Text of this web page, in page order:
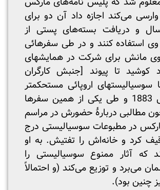
می‌کند اجازه داد آن دو برای
و دریافت بسته‌های پستی از
استفاده کنند و در طی سفرهائی
مانش برای شرکت در همایشهای
کوشید تا پیوند [جنبش کارگران
با سوسیالیستهای اروپائی مستحکمتر
کند؛ در سال 1883 و طی یکی از همین سفرها
مطالبی دربارۀ حضورش در مراسم
در مطبوعات سوسیالیستی درج
کرد و خانه‌اش را تفتیش. به او
که آثار ممنوع سوسیالیستی را
می‌برد و توزیع می‌کند (و احتمالاً
چنین بود).